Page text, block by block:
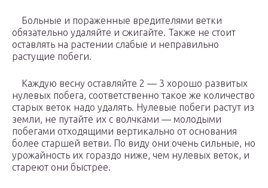
Больные и пораженные вредителями ветки
обязательно удаляйте и сжигайте. Также не стоит
оставлять на растении слабые и неправильно
растущие побеги.
Каждую весну оставляйте 2 — 3 хорошо развитых
нулевых побега, соответственно такое же количество
старых веток надо удалять. Нулевые побеги растут из
земли, не путайте их с волчками — молодыми
побегами отходящими вертикально от основания
более старшей ветви. По виду они очень сильные, но
урожайность их гораздо ниже, чем нулевых веток, и
стареют они быстрее.